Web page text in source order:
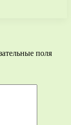
поля